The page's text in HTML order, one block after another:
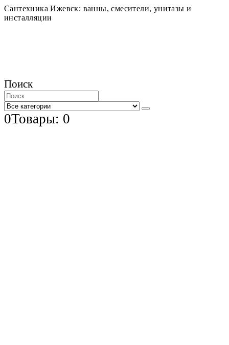
Сантехника Ижевск: ванны, смесители, унитазы и
инсталляции
Поиск
0Товары: 0